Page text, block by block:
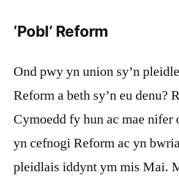
‘Pobl’ Reform
Ond pwy yn union sy’n
Reform a beth sy’n eu denu?
Cymoedd fy hun ac mae nifer
yn cefnogi Reform ac yn
pleidlais iddynt ym mis Mai.